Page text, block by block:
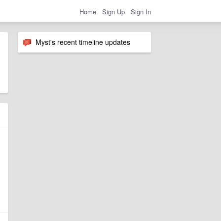
Home Sign Up Sign In
Myst's recent timeline updates